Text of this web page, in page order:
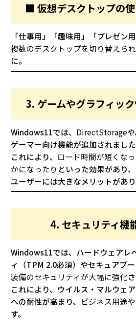
■ 仮想デスクトップの
「仕事用」「趣味用」「プレゼン
複数のデスクトップを切り替えら
に。
3. ゲームやグラフィッ
Windows11では、 DirectStorageや
ゲーマー向け機能が追加されました
これにより、 ロード時間が短くな
かになったり といった効果があり
ユーザーには大きなメリットがあり
4. セキュリティ機
Windows11では、ハードウェアレ
ィ（TPM 2.0必須）やセキュアブ
装備のセキュリティが大幅に強化
これにより、ウイルス・マルウェ
への耐性が高まり、 ビジネス用途
す。